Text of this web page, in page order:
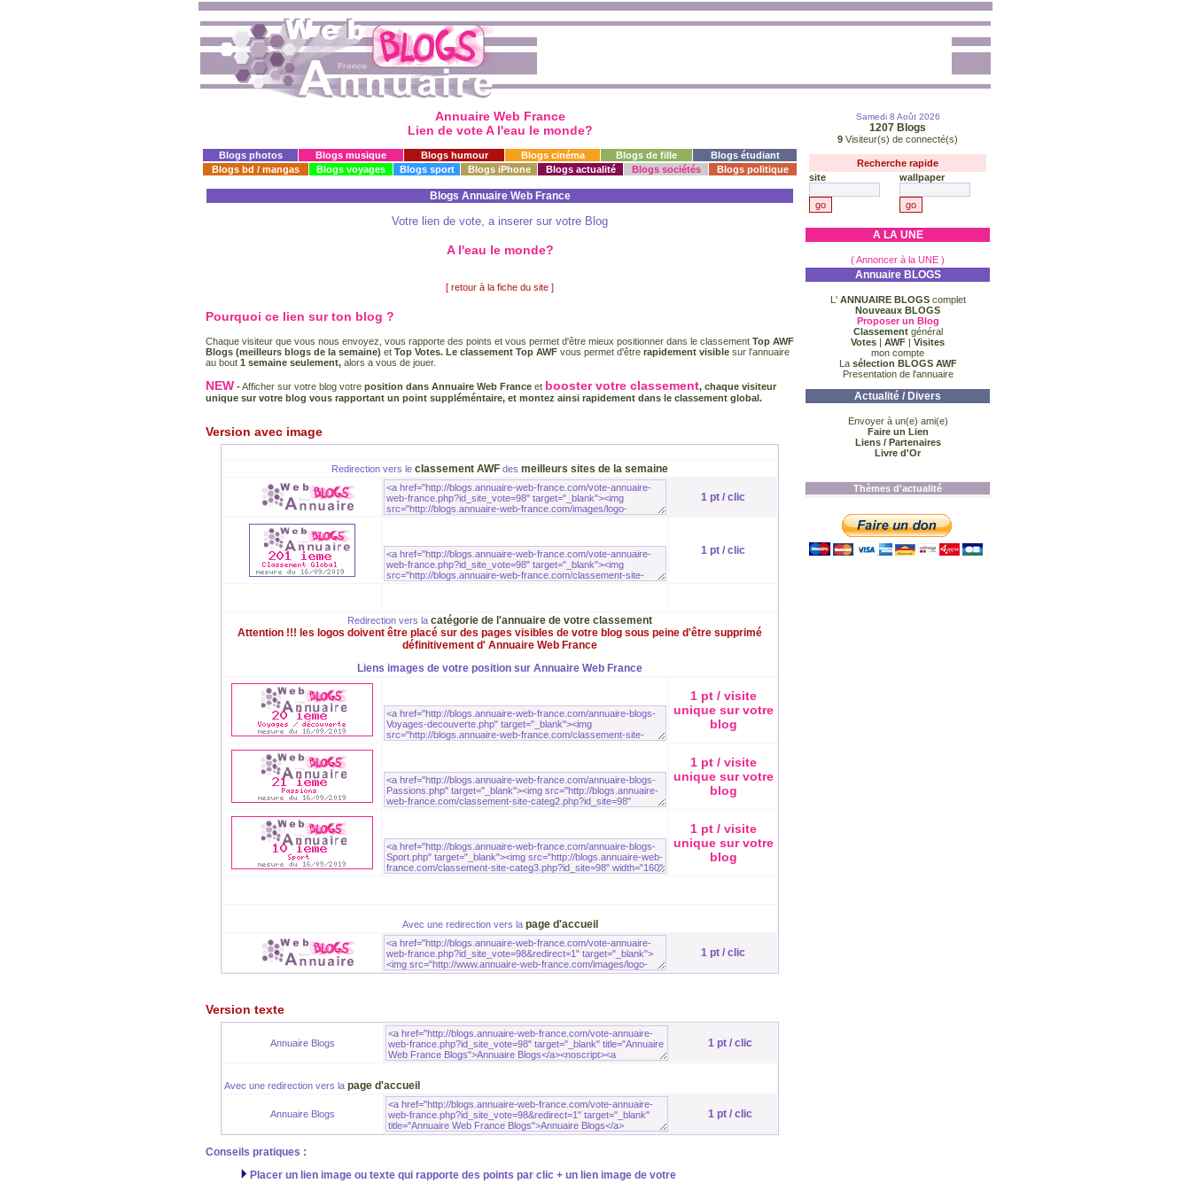
Annuaire Web France
Lien de vote A l'eau le monde?
Blogs photos Blogs musique Blogs humour Blogs cinéma Blogs de fille
Blogs étudiant
Blogs bd / mangas
Blogs voyages Blogs sport Blogs iPhone Blogs actualité Blogs sociétés Blogs politique
Blogs Annuaire Web France
Votre lien de vote, a inserer sur votre Blog
A l'eau le monde?
[ retour à la fiche du site ]
Pourquoi ce lien sur ton blog ?
Chaque visiteur que vous nous envoyez, vous rapporte des points et vous permet d'être mieux positionner dans le classement Top AWF
Blogs (meilleurs blogs de la semaine) et Top Votes. Le classement Top AWF vous permet d'être rapidement visible sur l'annuaire
au bout 1 semaine seulement, alors a vous de jouer.
NEW -Afficher sur votre blog votre position dans Annuaire Web France et booster votre classement, chaque visiteur
unique sur votre blog vous rapportant un point suppléméntaire, et montez ainsi rapidement dans le classement global.
Version avec image
Redirection vers le classement AWF des meilleurs sites de la semaine
1 pt / clic
1 pt / clic
Redirection vers la catégorie de l'annuaire de votre classement
Attention !!! les logos doivent être placé sur des pages visibles de votre blog sous peine d'être supprimé
définitivement d' Annuaire Web France
Liens images de votre position sur Annuaire Web France
1 pt / visite
unique sur votre
blog
1 pt / visite
unique sur votre
blog
1 pt / visite
unique sur votre
blog
Avec une redirection vers la page d'accueil
1 pt / clic
Version texte
Annuaire Blogs 1 pt / clic
Avec une redirection vers la page d'accueil
Annuaire Blogs 1 pt / clic
Conseils pratiques :
Placer un lien image ou texte qui rapporte des points par clic + un lien image de votre
Samedi 8 Août 2026
1207 Blogs
9 Visiteur(s) de connecté(s)
Recherche rapide
site
wallpaper
A LA UNE
( Annoncer à la UNE )
Annuaire BLOGS
L' ANNUAIRE BLOGS complet
Nouveaux BLOGS
Proposer un Blog
Classementgénéral
Votes | AWF | Visites
mon compte
Lasélection BLOGS AWF
Presentation de l'annuaire
Actualité / Divers
Envoyer à un(e) ami(e)
Faire un Lien
Liens / Partenaires
Livre d'Or
Thèmes d'actualité